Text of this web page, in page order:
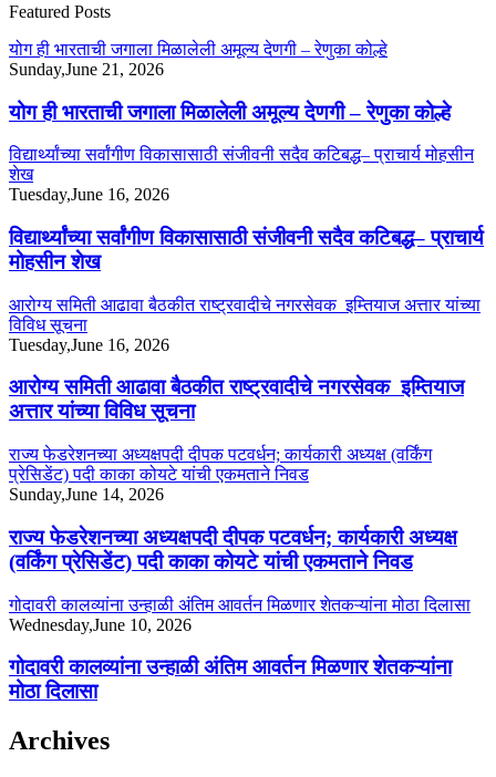
Featured Posts
योग ही भारताची जगाला मिळालेली अमूल्य देणगी – रेणुका कोल्हे
Sunday,June 21, 2026
योग ही भारताची जगाला मिळालेली अमूल्य देणगी – रेणुका कोल्हे
विद्यार्थ्यांच्या सर्वांगीण विकासासाठी संजीवनी सदैव कटिबद्ध– प्राचार्य मोहसीन
शेख
Tuesday,June 16, 2026
विद्यार्थ्यांच्या सर्वांगीण विकासासाठी संजीवनी सदैव कटिबद्ध– प्राचार्य
मोहसीन शेख
आरोग्य समिती आढावा बैठकीत राष्ट्रवादीचे नगरसेवक इम्तियाज अत्तार यांच्या
विविध सूचना
Tuesday,June 16, 2026
आरोग्य समिती आढावा बैठकीत राष्ट्रवादीचे नगरसेवक इम्तियाज
अत्तार यांच्या विविध सूचना
राज्य फेडरेशनच्या अध्यक्षपदी दीपक पटवर्धन; कार्यकारी अध्यक्ष (वर्किंग
प्रेसिडेंट) पदी काका कोयटे यांची एकमताने निवड
Sunday,June 14, 2026
राज्य फेडरेशनच्या अध्यक्षपदी दीपक पटवर्धन; कार्यकारी अध्यक्ष
(वर्किंग प्रेसिडेंट) पदी काका कोयटे यांची एकमताने निवड
गोदावरी कालव्यांना उन्हाळी अंतिम आवर्तन मिळणार शेतकऱ्यांना मोठा दिलासा
Wednesday,June 10, 2026
गोदावरी कालव्यांना उन्हाळी अंतिम आवर्तन मिळणार शेतकऱ्यांना
मोठा दिलासा
Archives